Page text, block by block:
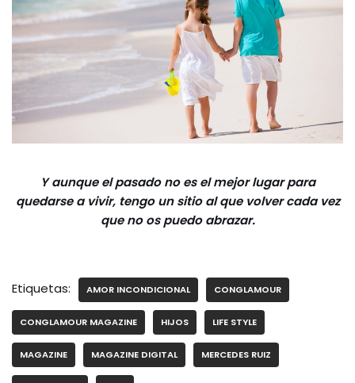
Y aunque el pasado no es el mejor lugar para
quedarse a vivir, tengo un sitio al que volver cada vez
que no os puedo abrazar.
Etiquetas: AMOR INCONDICIONAL CONGLAMOUR
CONGLAMOUR MAGAZINE HIJOS LIFE STYLE
MAGAZINE MAGAZINE DIGITAL MERCEDES RUIZ